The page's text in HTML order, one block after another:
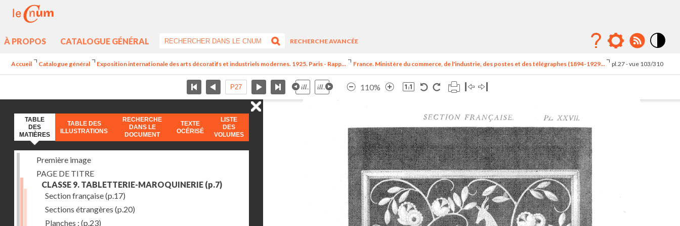
À PROPOS CATALOGUE GÉNÉRAL
RECHERCHE AVANCÉE
élévé
Accueil Catalogue général Exposition internationale des arts décoratifs et industriels modernes. 1925. Paris - Rapp... France. Ministère du commerce, de l'industrie, des postes et des télégraphes (1894-1929... pl.27 - vue 103/310
110%
TABLE
DES
MATIÈRES
TABLE DES
ILLUSTRATIONS
RECHERCHE
DANS LE
DOCUMENT
TEXTE
OCÉRISÉ
LISTE
DES
VOLUMES
Première image
PAGE DE TITRE
CLASSE 9. TABLETTERIE-MAROQUINERIE (p.7)
Section française(p.17)
Sections étrangères (p.20)
Planches : (p.23)